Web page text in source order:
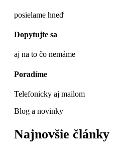
posielame hneď
Dopytujte sa
aj na to čo nemáme
Poradíme
Telefonicky aj mailom
Blog a novinky
Najnovšie články